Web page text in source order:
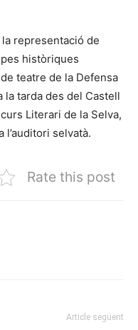
representació de
històriques
teatre de la Defensa
la tarda des del Castell
Literari de la Selva,
l’auditori selvatà.
Rate this post
Article següent